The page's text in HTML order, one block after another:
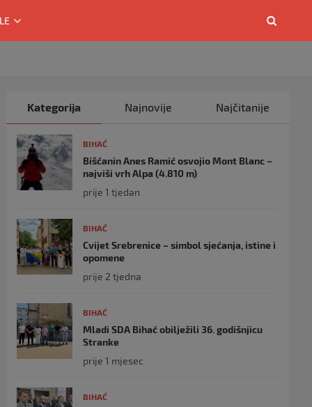
Kategorija Najnovije Najčitanije
BIHAĆ
Bišćanin Anes Ramić osvojio Mont Blanc –
najviši vrh Alpa (4.810 m)
prije 1 tjedan
BIHAĆ
Cvijet Srebrenice – simbol sjećanja, istine i
opomene
prije 2 tjedna
BIHAĆ
Mladi SDA Bihać obilježili 36. godišnjicu
Stranke
prije 1 mjesec
BIHAĆ